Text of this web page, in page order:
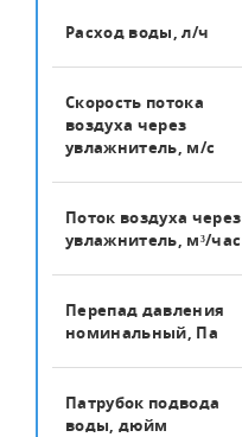
Расход воды, л/ч
Скорость потока
воздуха через
увлажнитель, м/с
Поток воздуха через
увлажнитель, м³/час
Перепад давления
номинальный, Па
Патрубок подвода
воды, дюйм